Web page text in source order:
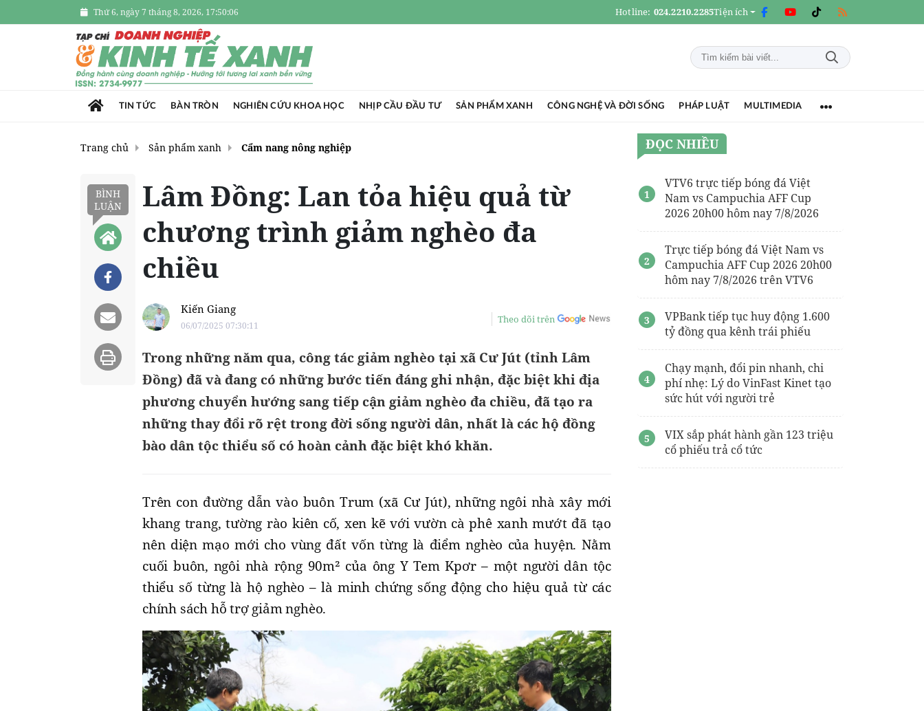
Thứ 6, ngày 7 tháng 8, 2026, 17:50:07 Hotline: 024.2210.2285Tiện ích
TIN TỨC BÀN TRÒN NGHIÊN CỨU KHOA HỌC NHỊP CẦU ĐẦU TƯ SẢN PHẨM XANH CÔNG NGHỆ VÀ ĐỜI SỐNG PHÁP LUẬT MULTIMEDIA
Trang chủ Sản phẩm xanh Cẩm nang nông nghiệp
BÌNH
LUẬN
Lâm Đồng: Lan tỏa hiệu quả từ
chương trình giảm nghèo đa
chiều
Kiến Giang
06/07/2025 07:30:11
Theo dõi trên
Trong những năm qua, công tác giảm nghèo tại xã Cư Jút (tỉnh Lâm
Đồng) đã và đang có những bước tiến đáng ghi nhận, đặc biệt khi địa
phương chuyển hướng sang tiếp cận giảm nghèo đa chiều, đã tạo ra
những thay đổi rõ rệt trong đời sống người dân, nhất là các hộ đồng
bào dân tộc thiểu số có hoàn cảnh đặc biệt khó khăn.
Trên con đường dẫn vào buôn Trum (xã Cư Jút), những ngôi nhà xây mới
khang trang, tường rào kiên cố, xen kẽ với vườn cà phê xanh mướt đã tạo
nên diện mạo mới cho vùng đất vốn từng là điểm nghèo của huyện. Nằm
cuối buôn, ngôi nhà rộng 90m² của ông Y Tem Kpơr – một người dân tộc
thiểu số từng là hộ nghèo – là minh chứng sống động cho hiệu quả từ các
chính sách hỗ trợ giảm nghèo.
ĐỌC NHIỀU
VTV6 trực tiếp bóng đá Việt
Nam vs Campuchia AFF Cup
2026 20h00 hôm nay 7/8/2026
Trực tiếp bóng đá Việt Nam vs
Campuchia AFF Cup 2026 20h00
hôm nay 7/8/2026 trên VTV6
VPBank tiếp tục huy động 1.600
tỷ đồng qua kênh trái phiếu
Chạy mạnh, đổi pin nhanh, chi
phí nhẹ: Lý do VinFast Kinet tạo
sức hút với người trẻ
VIX sắp phát hành gần 123 triệu
cổ phiếu trả cổ tức